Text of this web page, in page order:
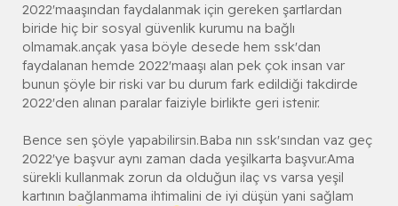
2022'maaşından faydalanmak için gereken şartlardan
biride hiç bir sosyal güvenlik kurumu na bağlı
olmamak.ançak yasa böyle desede hem ssk'dan
faydalanan hemde 2022'maaşı alan pek çok insan var
bunun şöyle bir riski var bu durum fark edildiği takdirde
2022'den alınan paralar faiziyle birlikte geri istenir.
Bence sen şöyle yapabilirsin.Baba nın ssk'sından vaz geç
2022'ye başvur aynı zaman dada yeşilkarta başvur.Ama
sürekli kullanmak zorun da olduğun ilaç vs varsa yeşil
kartının bağlanmama ihtimalini de iyi düşün yani sağlam